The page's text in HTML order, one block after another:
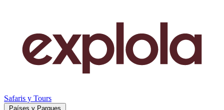
Safaris y Tours